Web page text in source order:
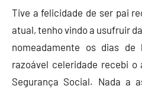
Tive a felicidade de ser pai
atual, tenho vindo a usufruir
nomeadamente os dias de
razoável celeridade recebi o
Segurança Social. Nada a